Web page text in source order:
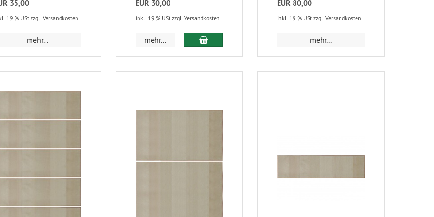
35,00
19 % USt zzgl. Versandkosten
mehr...
EUR 30,00
inkl. 19 % USt zzgl. Versandkosten
mehr...
EUR 80,00
inkl. 19 % UStzzgl. Versandkosten
mehr...